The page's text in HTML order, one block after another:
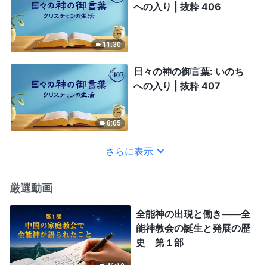
11:30
への入り | 抜粋 406
8:05
日々の神の御言葉: いのち
への入り | 抜粋 407
さらに表示
厳選動画
全能神の出現と働き——全
能神教会の誕生と発展の歴
史 第１部